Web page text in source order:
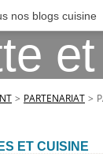
nos blogs cuisine
> PARTENARIAT >
ET CUISINE